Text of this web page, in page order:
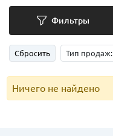
Фильтры
Сбросить Тип продаж:
Ничего не найдено